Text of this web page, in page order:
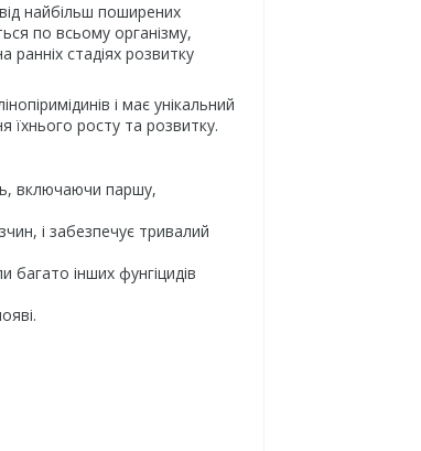
найбільш поширених
по всьому організму,
стадіях розвитку
і має унікальний
їхнього росту та розвитку.
включаючи паршу,
і забезпечує тривалий
багато інших фунгіцидів